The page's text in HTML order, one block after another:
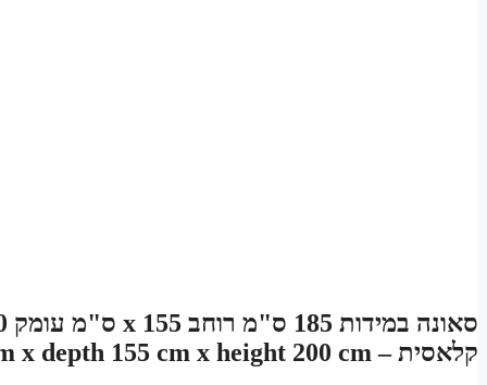
קלאסית – Sauna width 185 cm x depth 155 cm x height 200 cm